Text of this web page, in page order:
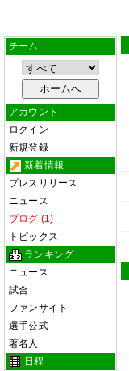
チーム
アカウント
ログイン
新規登録
新着情報
プレスリリース
ニュース
ブログ (1)
トピックス
ランキング
ニュース
試合
ファンサイト
選手公式
著名人
日程